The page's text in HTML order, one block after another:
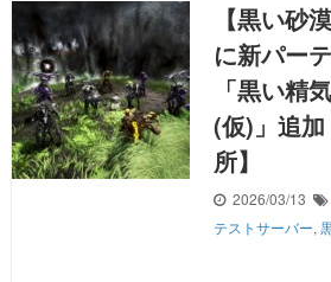
【黒い砂
に新パー
「黒い精
(仮)」追
所】
2026/03/13
テストサーバー,